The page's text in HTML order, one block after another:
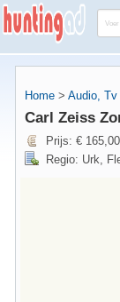
Home > Audio, Tv
Carl Zeiss
Prijs: € 165,00
Regio: Urk,